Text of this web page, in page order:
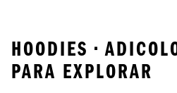
HOODIES •
PARA EXPLORAR